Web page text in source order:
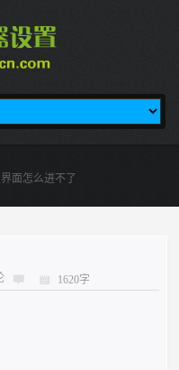
面怎么进不了
1620字